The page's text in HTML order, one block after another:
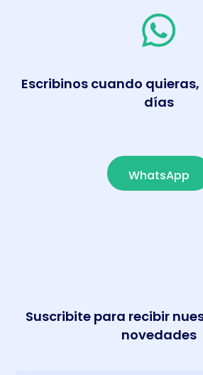
Escribinos cuando quieras,
días
WhatsApp
Suscribite para recibir
novedades